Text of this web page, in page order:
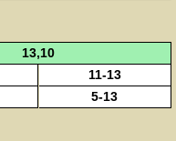
13,10
11-13
5-13